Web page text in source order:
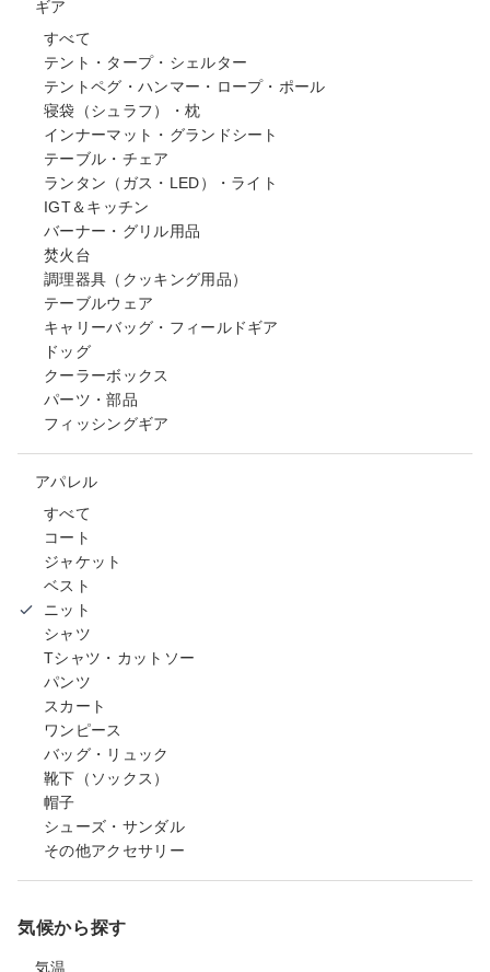
ギア
すべて
テント・タープ・シェルター
テントペグ・ハンマー・ロープ・ポール
寝袋（シュラフ）・枕
インナーマット・グランドシート
テーブル・チェア
ランタン（ガス・LED）・ライト
IGT＆キッチン
バーナー・グリル用品
焚火台
調理器具（クッキング用品）
テーブルウェア
キャリーバッグ・フィールドギア
ドッグ
クーラーボックス
パーツ・部品
フィッシングギア
アパレル
すべて
コート
ジャケット
ベスト
ニット
シャツ
Tシャツ・カットソー
パンツ
スカート
ワンピース
バッグ・リュック
靴下（ソックス）
帽子
シューズ・サンダル
その他アクセサリー
気候から探す
気温